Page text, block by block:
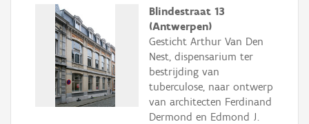
Blindestraat 13
(Antwerpen)
Gesticht Arthur Van Den
Nest, dispensarium ter
bestrijding van
tuberculose, naar ontwerp
van architecten Ferdinand
Dermond en Edmond J.